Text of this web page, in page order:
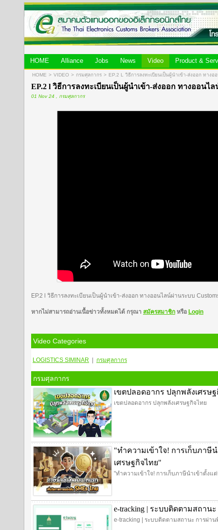
HOME Alliance Jobs News Video Product &
HOME > VIDEO > กรมศุลกากร > EP.2 L วิธีการลงทะเบียนเป็นผู้นำเข้า-ส่งออก ทางอ
EP.2 l วิธีการลงทะเบียนเป็นผู้นำเข้า-ส่งออก ทางออนไ
01 Nov 24 , กรมศุลกากร
EP.2 l วิธีการลงทะเบียนเป็นผู้นำเข้า-ส่งออก ทางออนไลน์ผ่านระบบ
หากไม่สามารถอ่านเนื้อข่าวทั้งหมดได้ กรุณา สมัครสมาชิก หรือ Login
Video Categories
LOGISTICS SIMINAR กรมศุลกากร
กรมศุลกากร
เขตปลอดอากร ปลุกพลังเศรษ
เขตปลอดอากร ปลุกพลังเศรษฐกิจไทย
"ทำความเข้าใจ! การเก็บภาษี
เศรษฐกิจไทย"
"ทำความเข้าใจ! การเก็บภาษีนำเข้าตั้งแ
e-tracking | ระบบติดตามสถา
e-tracking | ระบบติดตามสถานะ การผ่าน